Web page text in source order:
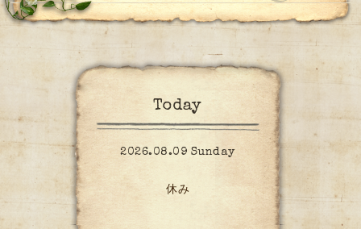
Today
2026.08.09 Sunday
休み